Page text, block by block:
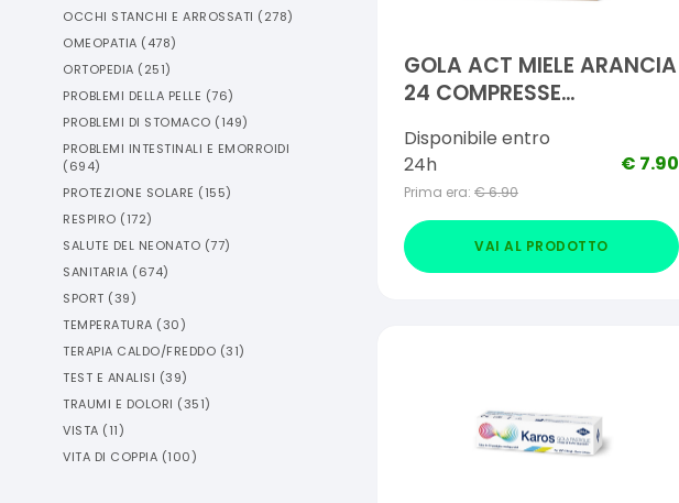
OCCHI STANCHI E ARROSSATI (278)
OMEOPATIA (478)
ORTOPEDIA (251)
PROBLEMI DELLA PELLE (76)
PROBLEMI DI STOMACO (149)
PROBLEMI INTESTINALI E EMORROIDI
(694)
PROTEZIONE SOLARE (155)
RESPIRO (172)
SALUTE DEL NEONATO (77)
SANITARIA (674)
SPORT (39)
TEMPERATURA (30)
TERAPIA CALDO/FREDDO (31)
TEST E ANALISI (39)
TRAUMI E DOLORI (351)
VISTA (11)
VITA DI COPPIA (100)
GOLA ACT MIELE ARANCIA
24 COMPRESSE
Disponibile entro
24h
Prima era: €6.90
€ 7.90
VAI AL PRODOTTO